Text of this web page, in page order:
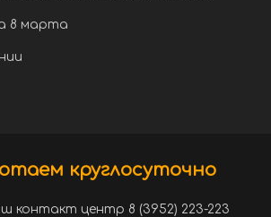
8 марта
круглосуточно
контакт центр 8 (3952) 223-223